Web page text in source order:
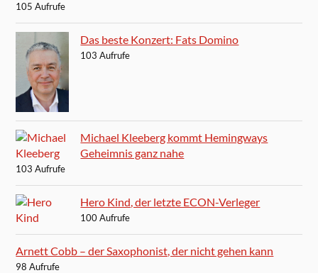
105 Aufrufe
Das beste Konzert: Fats Domino
103 Aufrufe
Michael Kleeberg kommt Hemingways
Geheimnis ganz nahe
103 Aufrufe
Hero Kind, der letzte ECON-Verleger
100 Aufrufe
Arnett Cobb – der Saxophonist, der nicht gehen kann
98 Aufrufe